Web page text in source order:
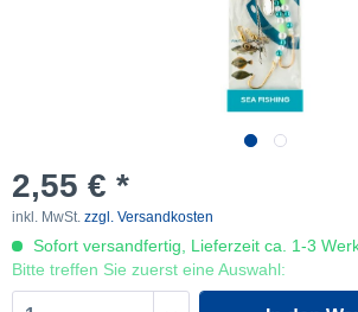
2,55 € *
inkl. MwSt. zzgl. Versandkosten
Sofort versandfertig, Lieferzeit ca. 1-3
Bitte treffen Sie zuerst eine Auswahl: